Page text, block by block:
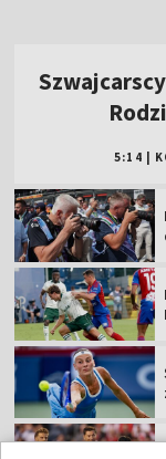
5:14